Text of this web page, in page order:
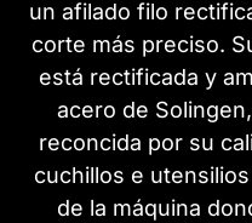
un afilado filo
corte más preciso.
está rectificada y
acero de
reconcida por su
cuchillos e
de la máquina